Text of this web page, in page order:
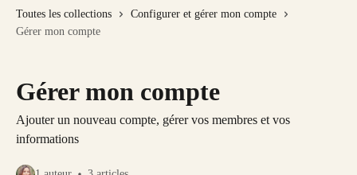
Toutes les collections
Configurer et gérer mon compte
Gérer mon compte
Gérer mon compte
Ajouter un nouveau compte, gérer vos membres et vos
informations